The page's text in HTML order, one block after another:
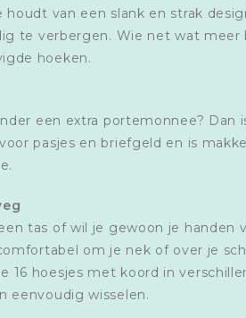
van een slank en strak
te verbergen. Wie net wat
hoeken.
een extra portemonnee? Dan
pasjes en briefgeld en is
tas of wil je gewoon je
om je nek of over je
16 hoesjes met koord in
eenvoudig wisselen.